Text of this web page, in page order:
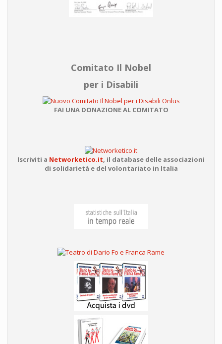
Comitato Il Nobel
per i Disabili
FAI UNA DONAZIONE AL COMITATO
Iscriviti a Networketico.it, il database delle associazioni
di solidarietà e del volontariato in Italia